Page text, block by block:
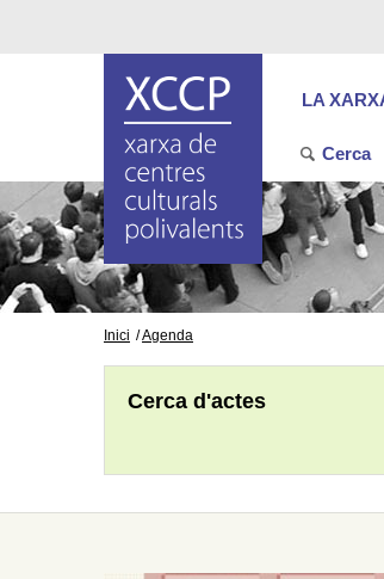
LA
Cerca
Inici Agenda
Cerca d'actes